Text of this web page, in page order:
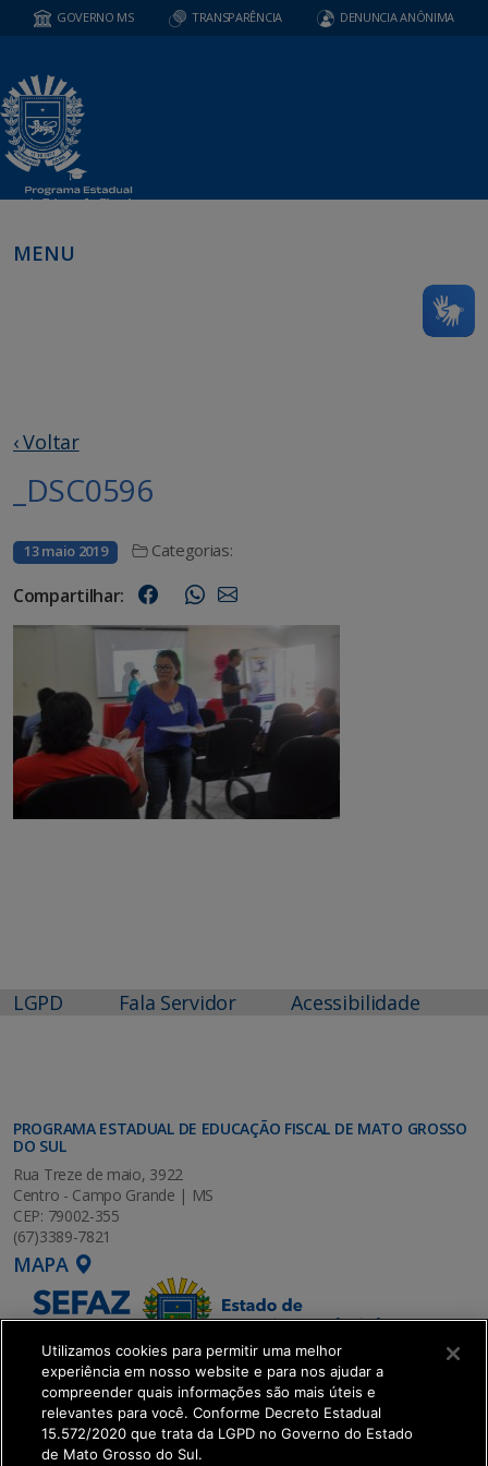
GOVERNO MS TRANSPARÊNCIA DENUNCIA ANÔNIMA
MENU
‹ Voltar
_DSC0596
13 maio 2019 Categorias:
Compartilhar:
LGPD Fala Servidor Acessibilidade
PROGRAMA ESTADUAL DE EDUCAÇÃO FISCAL DE MATO GROSSO
DO SUL
Rua Treze de maio, 3922
Centro - Campo Grande | MS
CEP: 79002-355
(67)3389-7821
MAPA
Utilizamos cookies para permitir uma melhor
experiência em nosso website e para nos ajudar a
compreender quais informações são mais úteis e
relevantes para você. Conforme Decreto Estadual
15.572/2020 que trata da LGPD no Governo do Estado
de Mato Grosso do Sul.